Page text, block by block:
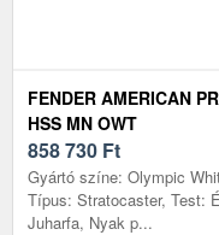
FENDER AMERICAN
HSS MN OWT
858 730 Ft
Gyártó színe: Olympic
Típus: Stratocaster, Test:
Juharfa, Nyak p...